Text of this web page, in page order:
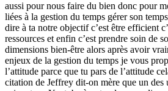
aussi pour nous faire du bien donc pour
liées à la gestion du temps gérer son
dire à ta notre objectif c’est être efficient
ressources et enfin c’est prendre soin de
dimensions bien-être alors après avoir
enjeux de la gestion du temps je vous
l’attitude parce que tu pars de l’attitude
citation de Jeffrey dit-on mère que un des